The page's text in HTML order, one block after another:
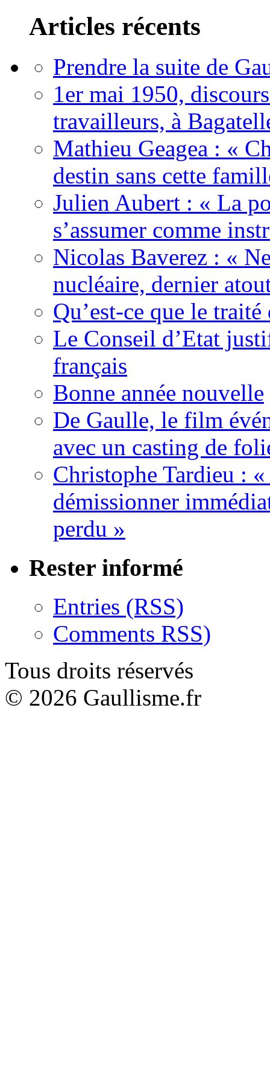
Articles récents
Prendre la suite de
1er mai 1950,
travailleurs, à
Mathieu Geagea : «
destin sans cette
Julien Aubert : « La
s’assumer comme
Nicolas Baverez : «
nucléaire, dernier
Qu’est-ce que le traité
Le Conseil d’Etat
français
Bonne année nouvelle
De Gaulle, le film
avec un casting de
Christophe Tardieu : «
démissionner
perdu »
Rester informé
Entries (RSS)
Comments RSS)
Tous droits réservés
© 2026 Gaullisme.fr